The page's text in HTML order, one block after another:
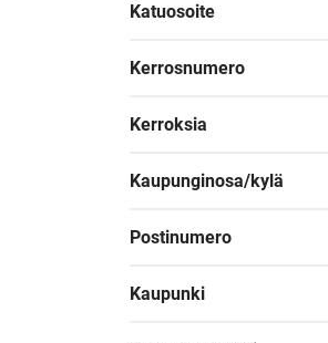
Katuosoite
Kerrosnumero
Kerroksia
Kaupunginosa/kylä
Postinumero
Kaupunki